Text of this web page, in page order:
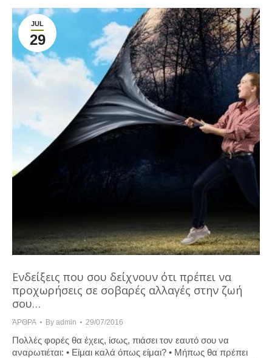
JUL
29
Ενδείξεις που σου δείχνουν ότι πρέπει να
προχωρήσεις σε σοβαρές αλλαγές στην ζωή
σου…
ΆΡΘΡΑ By admin 29/07/2016
Πολλές φορές θα έχεις, ίσως, πιάσει τον εαυτό σου να
αναρωτιέται: • Είμαι καλά όπως είμαι? • Μήπως θα πρέπει